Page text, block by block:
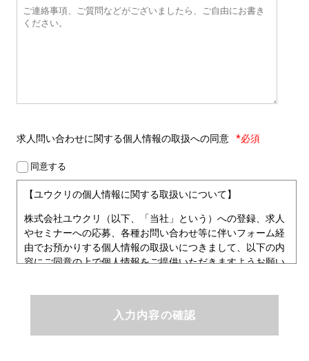
求人問い合わせに関する個人情報の取扱への同意 *必須
同意する
【ユウクリの個人情報に関する取扱いについて】
株式会社ユウクリ（以下、「当社」という）への登録、求人
やセミナーへの応募、各種お問い合わせ等に伴いフォーム経
由でお預かりする個人情報の取扱いにつきまして、以下の内
容にご同意の上で個人情報をご提供いただきますようお願い
ユウクリにおける個人情報保護方針